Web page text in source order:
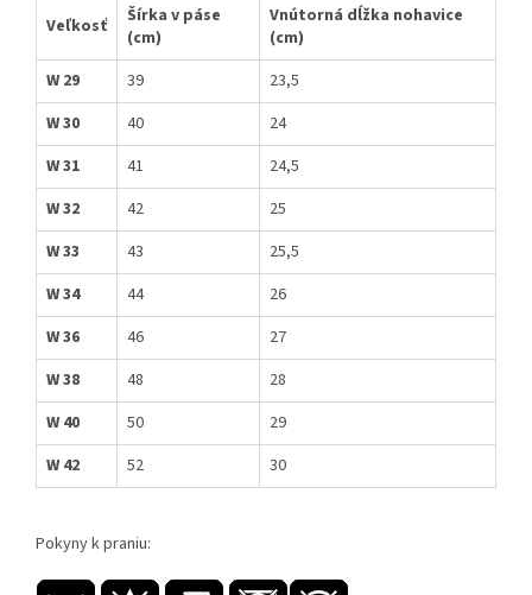
Veľkosť
Šírka v páse
(cm)
Vnútorná dĺžka nohavice
(cm)
W 29
39
23,5
W 30
40
24
W 31
41
24,5
W 32
42
25
W 33
43
25,5
W 34
44
26
W 36
46
27
W 38
48
28
W 40
50
29
W 42
52 30
Pokyny k praniu: